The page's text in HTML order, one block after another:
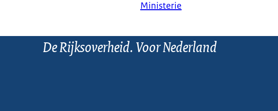
Ministerie
De Rijksoverheid. Voor Nederland